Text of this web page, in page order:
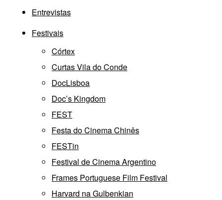
Entrevistas
Festivais
Córtex
Curtas Vila do Conde
DocLisboa
Doc’s Kingdom
FEST
Festa do Cinema Chinês
FESTin
Festival de Cinema Argentino
Frames Portuguese Film Festival
Harvard na Gulbenkian